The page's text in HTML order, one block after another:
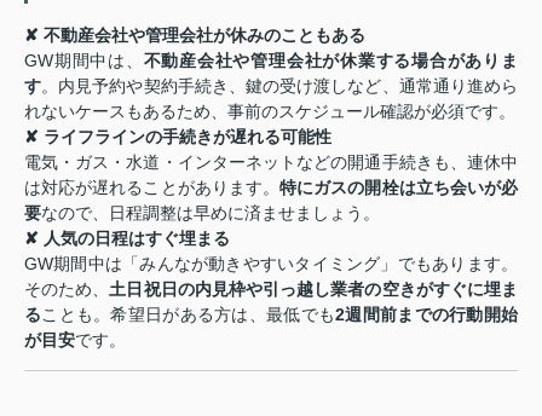
✘ 不動産会社や管理会社が休みのこともある
GW期間中は、 不動産会社や管理会社が休業する場合がありま
す。内見予約や契約手続き、鍵の受け渡しなど、通常通り進めら
れないケースもあるため、事前のスケジュール確認が必須です。
✘ ライフラインの手続きが遅れる可能性
電気・ガス・水道・インターネットなどの開通手続きも、連休中
は対応が遅れることがあります。特にガスの開栓は立ち会いが必
要なので、日程調整は早めに済ませましょう。
✘ 人気の日程はすぐ埋まる
GW期間中は「みんなが動きやすいタイミング」でもあります。
そのため、 土日祝日の内見枠や引っ越し業者の空きがすぐに埋ま
ることも。希望日がある方は、最低でも2週間前までの行動開始
が目安です。